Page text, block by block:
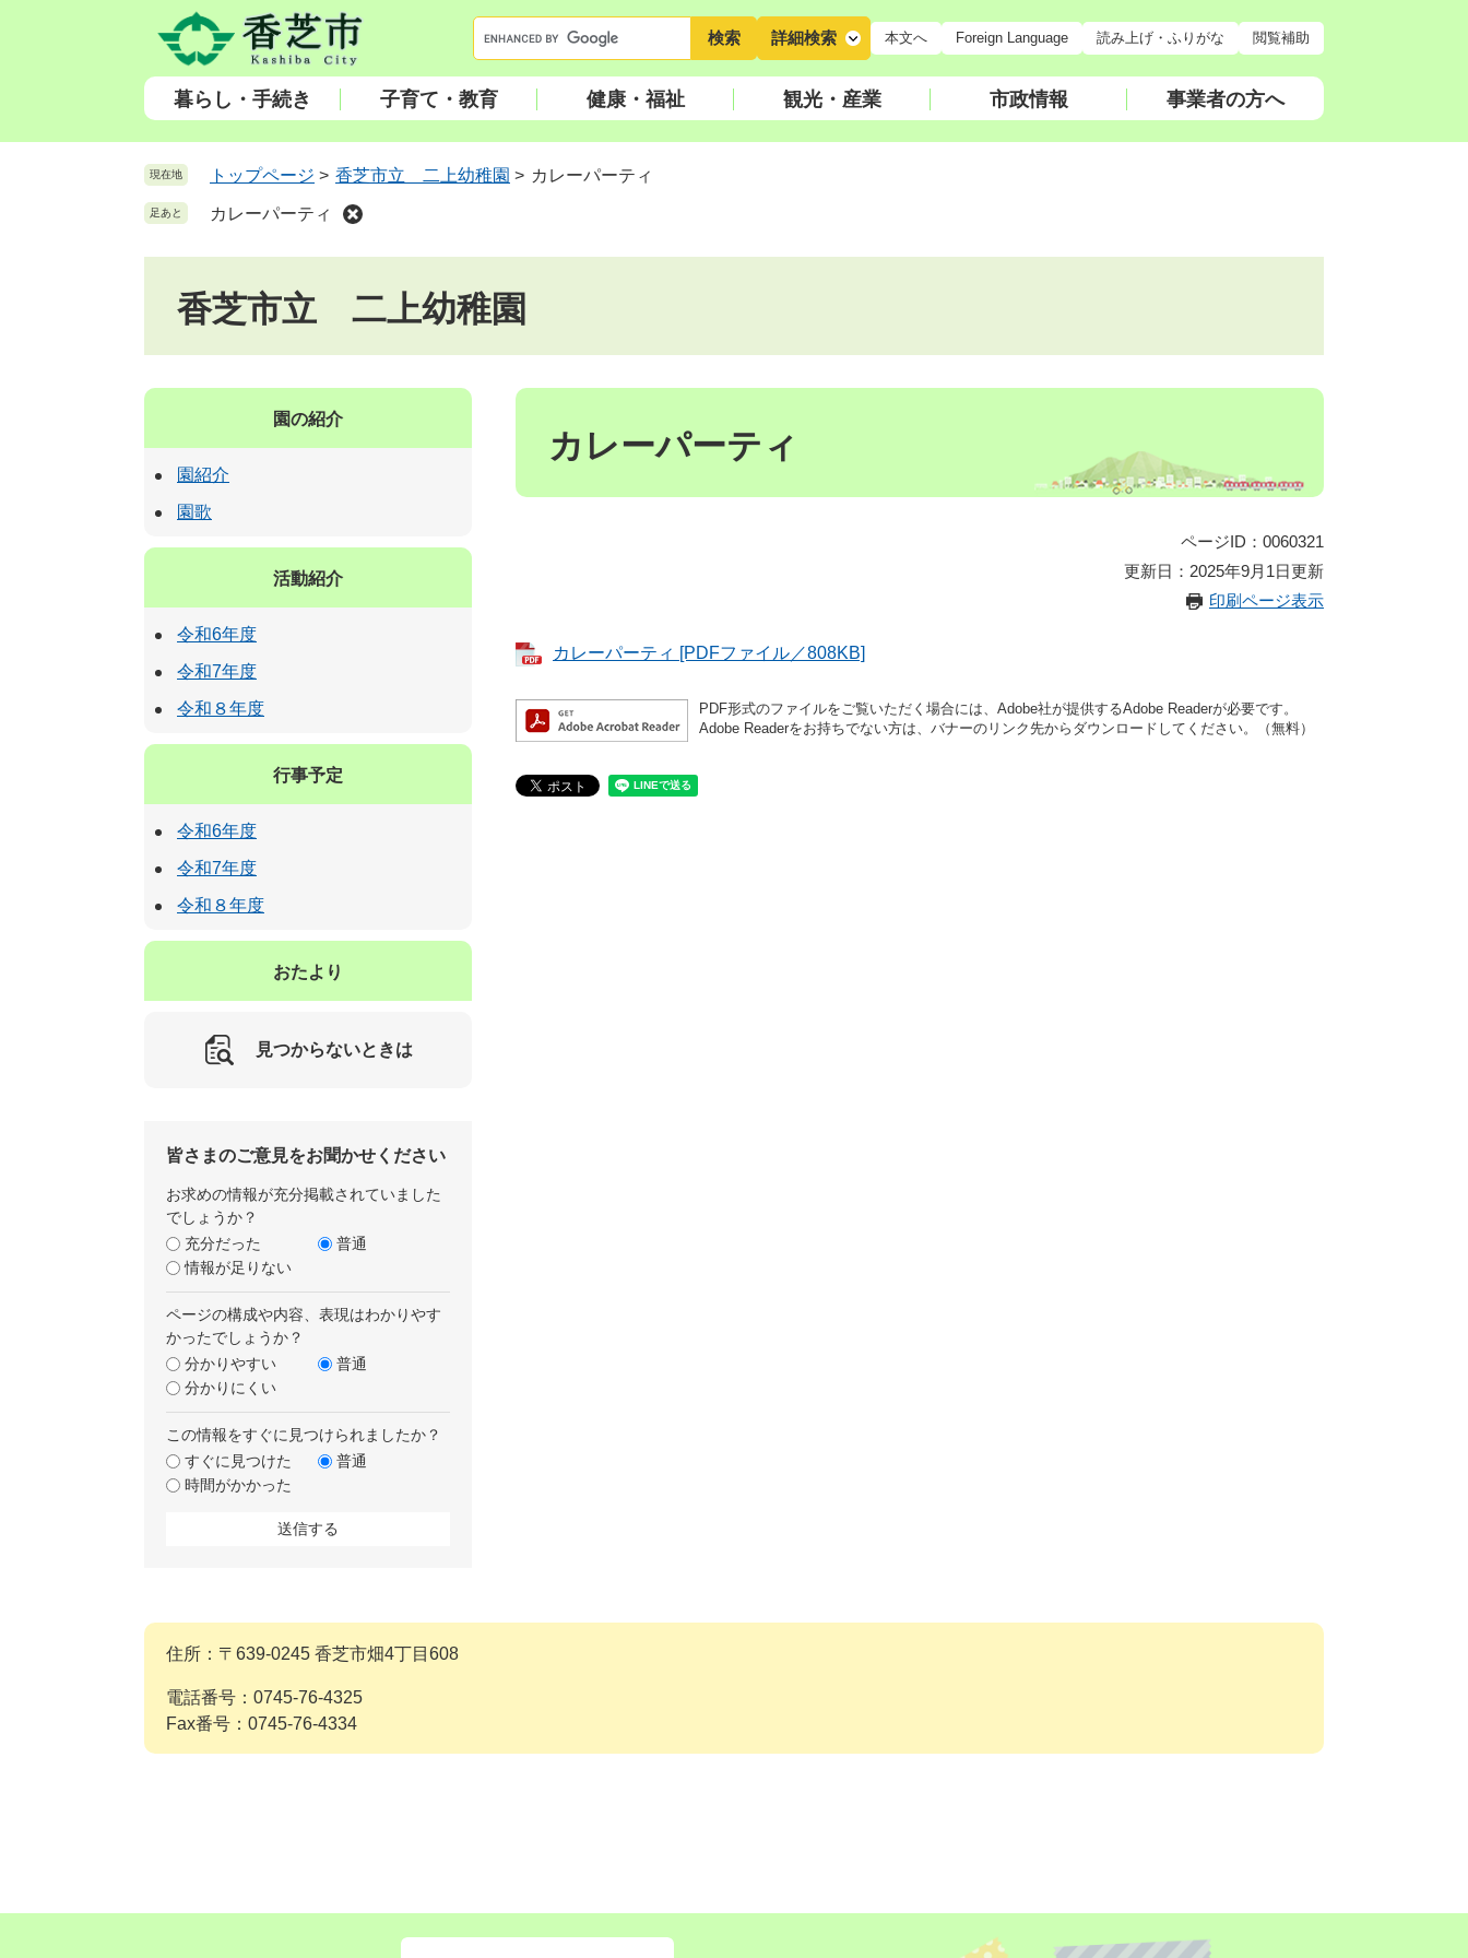
頭
飛
ー
ワ
ー
索
詳細検索 本文へ Foreign Language 読み上げ・ふりがな 閲覧補助
暮らし・手続き 子育て・教育 健康・福祉 観光・産業 市政情報 事業者の方へ
現在地 トップページ > 香芝市立 二上幼稚園 > カレーパーティ
足あと カレーパーティ
香芝市立 二上幼稚園
本
カレーパーティ
ページID：0060321
更新日：2025年9月1日更新
印刷ページ表示
カレーパーティ [PDFファイル／808KB]
PDF形式のファイルをご覧いただく場合には、Adobe社が提供するAdobe Readerが必要です。
Adobe Readerをお持ちでない方は、バナーのリンク先からダウンロードしてください。（無料）
園の紹介
園紹介
園歌
活動紹介
令和6年度
令和7年度
令和８年度
行事予定
令和6年度
令和7年度
令和８年度
おたより
見つからないときは
皆さまのご意見をお聞かせください
お求めの情報が充分掲載されていました
でしょうか？
充分だった
普通
情報が足りない
ページの構成や内容、表現はわかりやす
かったでしょうか？
分かりやすい
普通
分かりにくい
この情報をすぐに見つけられましたか？
すぐに見つけた
普通
時間がかかった
住所：〒639-0245 香芝市畑4丁目608
電話番号：0745-76-4325
Fax番号：0745-76-4334